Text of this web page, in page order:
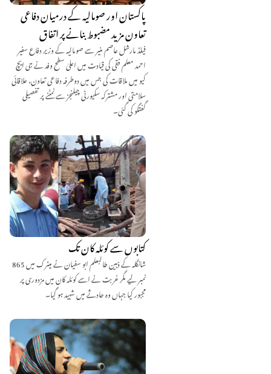
پاکستان اور صومالیہ کے درمیان دفاعی
تعاون مزید مضبوط بنانے پر اتفاق
فیلڈ مارشل عاصم منیر سے صومالیہ کے وزیر دفاع سفیر
احمد معلم فقی کی قیادت میں اعلیٰ سطح وفد نے جی ایچ
کیو میں ملاقات کی جس میں دوطرفہ دفاعی تعاون، علاقائی
سلامتی اور مشترکہ سکیورٹی چیلنجز سے نمٹنے پر تفصیلی
گفتگو کی گئی۔
کتابوں سے کوئلہ کان تک
شانگلہ کے ذہین طالبعلم ابو سفیان نے میٹرک میں 865
نمبر لیے مگر غربت نے اسے کوئلہ کان میں مزدوری پر
مجبور کیا جہاں وہ حادثے میں شہید ہو گیا۔